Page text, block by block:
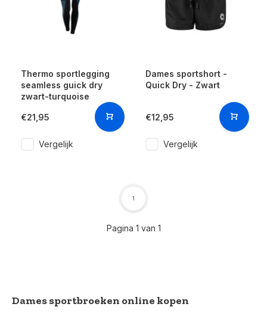
Thermo sportlegging
seamless guick dry
zwart-turquoise
€21,95
Vergelijk
Dames sportshort -
Quick Dry - Zwart
€12,95
Vergelijk
Pagina 1 van 1
1
Dames sportbroeken online kopen